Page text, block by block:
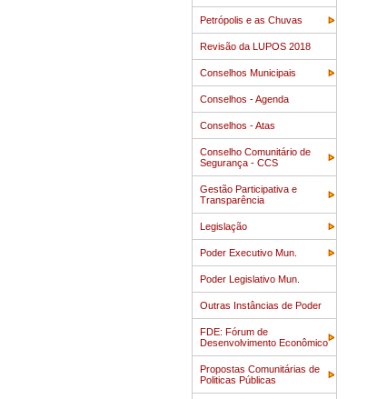
Petrópolis e as Chuvas
Revisão da LUPOS 2018
Conselhos Municipais
Conselhos - Agenda
Conselhos - Atas
Conselho Comunitário de
Segurança - CCS
Gestão Participativa e
Transparência
Legislação
Poder Executivo Mun.
Poder Legislativo Mun.
Outras Instâncias de Poder
FDE: Fórum de
Desenvolvimento Econômico
Propostas Comunitárias de
Politicas Públicas